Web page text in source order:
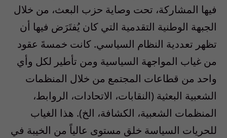
فيها المشاركة، تحت وصاية حزب البعث، من خلال
الجبهة الوطنية التقدمية التي كان يُفتَرَض فيها أن
تظهر تعددية النظام السياسي. كانت خمسةَ عقود
من غياب المواجهة السياسية ومن تأطير لكل وأي
واحد من قطاعات المجتمع من خلال المنظمات
الشعبية البعثية (النقابات، الاتحادات، الروابط،
المنظمات الشعبية، الكشافة، الخ). هذا الغياب
للحريات السياسة خلق مستوى عالياً من الخيبة في